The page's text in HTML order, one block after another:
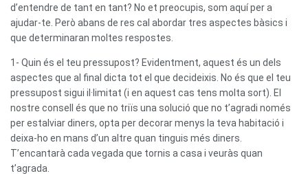
d’entendre de tant en tant? No et preocupis, som aquí per a
ajudar-te. Però abans de res cal abordar tres aspectes bàsics i
que determinaran moltes respostes.
1- Quin és el teu pressupost? Evidentment, aquest és un dels
aspectes que al final dicta tot el que decideixis. No és que el teu
pressupost sigui il·limitat (i en aquest cas tens molta sort). El
nostre consell és que no triïs una solució que no t’agradi només
per estalviar diners, opta per decorar menys la teva habitació i
deixa-ho en mans d’un altre quan tinguis més diners.
T’encantarà cada vegada que tornis a casa i veuràs quan
t’agrada.